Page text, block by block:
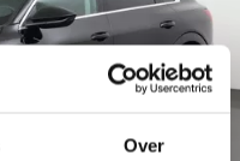
Over